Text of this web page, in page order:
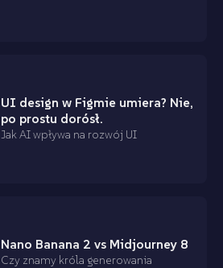
UI design w Figmie umiera? Nie,
po prostu dorósł.
Jak AI wpływa na rozwój UI
Nano Banana 2 vs Midjourney 8
Czy znamy króla generowania